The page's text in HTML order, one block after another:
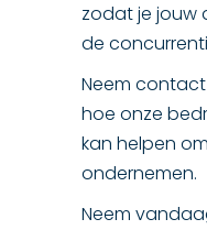
zodat je jouw
de
Neem
hoe onze
kan helpen
ondernemen.
Neem